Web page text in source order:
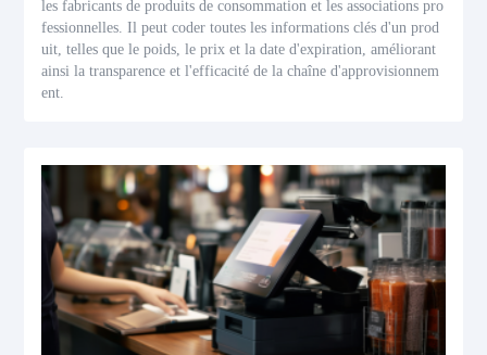
les fabricants de produits de consommation et les associations pro
fessionnelles. Il peut coder toutes les informations clés d'un prod
uit, telles que le poids, le prix et la date d'expiration, améliorant
ainsi la transparence et l'efficacité de la chaîne d'approvisionnem
ent.